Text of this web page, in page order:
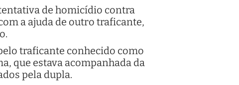
de homicídio contra
a ajuda de outro traficante,
traficante conhecido como
que estava acompanhada da
pela dupla.